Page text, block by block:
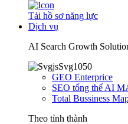
Tải hồ sơ năng lực
Dịch vụ
AI Search Growth
GEO Enterprice
SEO tổng thể AI
Total Bussiness
Theo tỉnh thành